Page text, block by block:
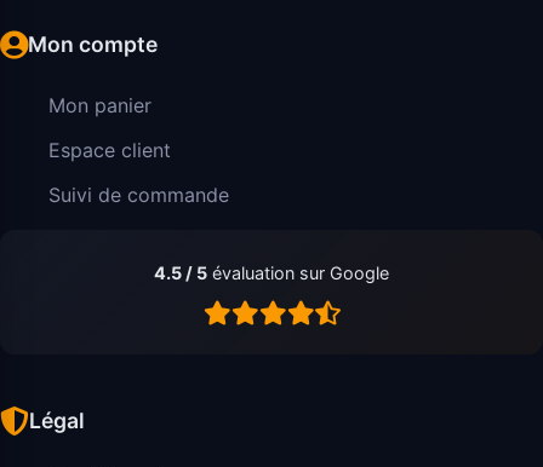
Mon compte
Mon panier
Espace client
Suivi de commande
4.5 / 5 évaluation sur Google
Légal